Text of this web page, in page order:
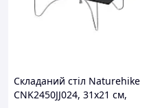
Складаний стіл Naturehike
CNK2450JJ024, 31х21 см,